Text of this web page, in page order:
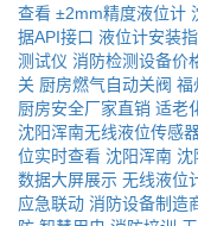
查看 ±2mm精度液位计
据API接口 液位计安装
测试仪 消防检测设备价
关 厨房燃气自动关阀 福
厨房安全厂家直销 适老
沈阳浑南无线液位传感
位实时查看 沈阳浑南 沈
数据大屏展示 无线液位
应急联动 消防设备制造